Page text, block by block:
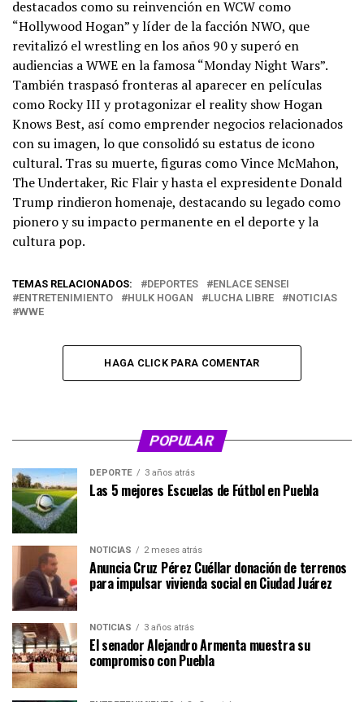
destacados como su reinvención en WCW como
“Hollywood Hogan” y líder de la facción NWO, que
revitalizó el wrestling en los años 90 y superó en
audiencias a WWE en la famosa “Monday Night Wars”.
También traspasó fronteras al aparecer en películas
como Rocky III y protagonizar el reality show Hogan
Knows Best, así como emprender negocios relacionados
con su imagen, lo que consolidó su estatus de icono
cultural. Tras su muerte, figuras como Vince McMahon,
The Undertaker, Ric Flair y hasta el expresidente Donald
Trump rindieron homenaje, destacando su legado como
pionero y su impacto permanente en el deporte y la
cultura pop.
TEMAS RELACIONADOS: DEPORTES
ENLACE SENSEI
ENTRETENIMIENTO
HULK HOGAN LUCHA LIBRE
NOTICIAS
WWE
HAGA CLICK PARA COMENTAR
POPULAR
DEPORTE 3 años atrás
Las 5 mejores Escuelas de Fútbol en Puebla
NOTICIAS 2 meses atrás
Anuncia Cruz Pérez Cuéllar donación de terrenos
para impulsar vivienda social en Ciudad Juárez
NOTICIAS 3 años atrás
El senador Alejandro Armenta muestra su
compromiso con Puebla